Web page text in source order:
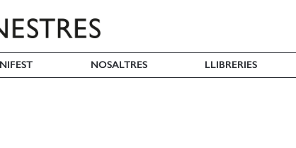
NOSALTRES LLIBRERIES